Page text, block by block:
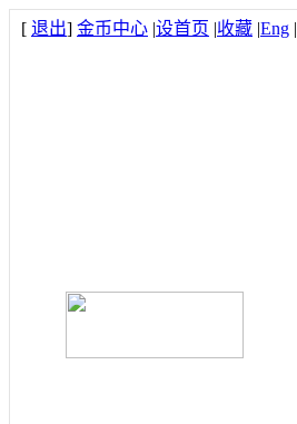
[ 退出] 金币中心 |设首页 |收藏 |Eng |